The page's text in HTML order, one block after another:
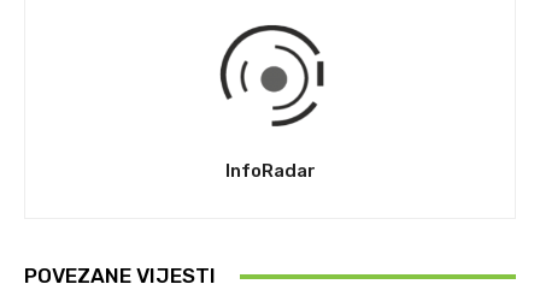
InfoRadar
POVEZANE VIJESTI